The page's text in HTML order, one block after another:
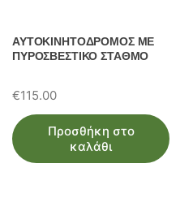
ΑΥΤΟΚΙΝΗΤΟΔΡΟΜΟΣ ΜΕ
ΠΥΡΟΣΒΕΣΤΙΚΟ ΣΤΑΘΜΟ
€115.00
Προσθήκη στο
καλάθι